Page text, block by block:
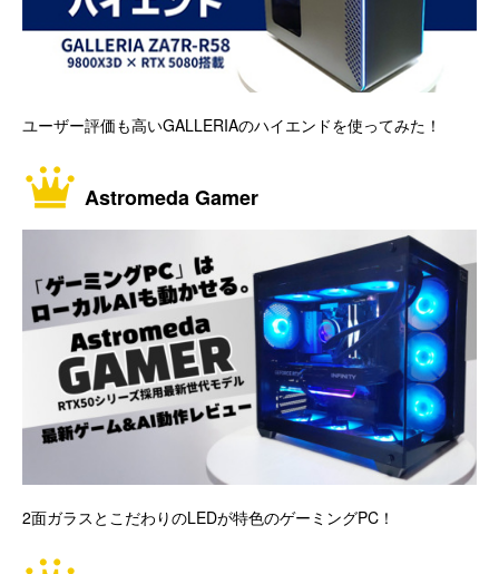
ユーザー評価も高いGALLERIAのハイエンドを使ってみた！
Astromeda Gamer
2面ガラスとこだわりのLEDが特色のゲーミングPC！